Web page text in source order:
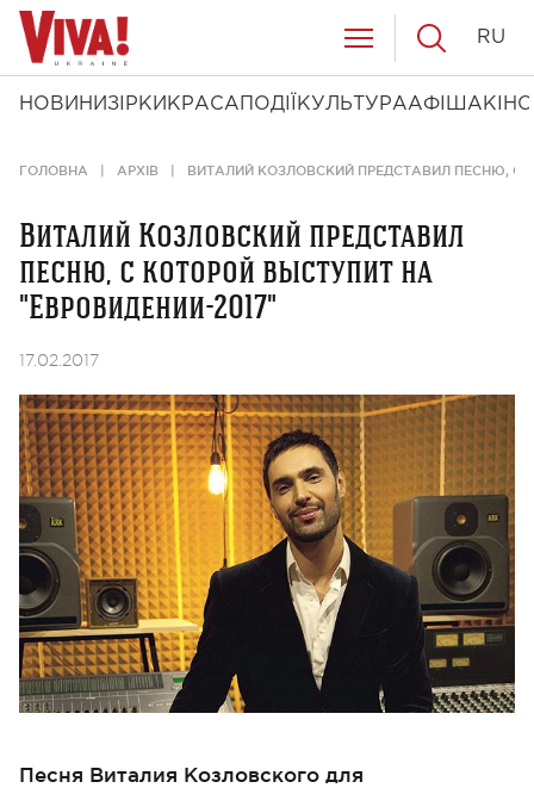
НОВИНИ ЗІРКИ КРАСА ПОДІЇ КУЛЬТУРААФІША КІНО
RU
ГОЛОВНА АРХІВ ВИТАЛИЙ КОЗЛОВСКИЙ ПРЕДСТАВИЛ ПЕСНЮ, С
Виталий Козловский представил
песню, с которой выступит на
"Евровидении-2017"
17.02.2017
Песня Виталия Козловского для